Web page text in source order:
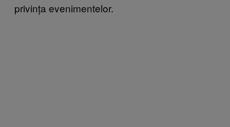
privinţa evenimentelor.